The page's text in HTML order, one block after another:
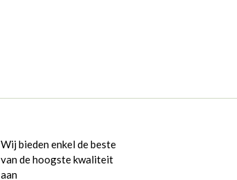
Wij bieden enkel de beste
van de hoogste kwaliteit
aan